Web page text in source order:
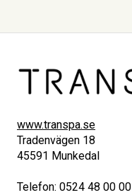
www.transpa.se
Tradenvägen 18
45591 Munkedal
Telefon: 0524 48 00 00